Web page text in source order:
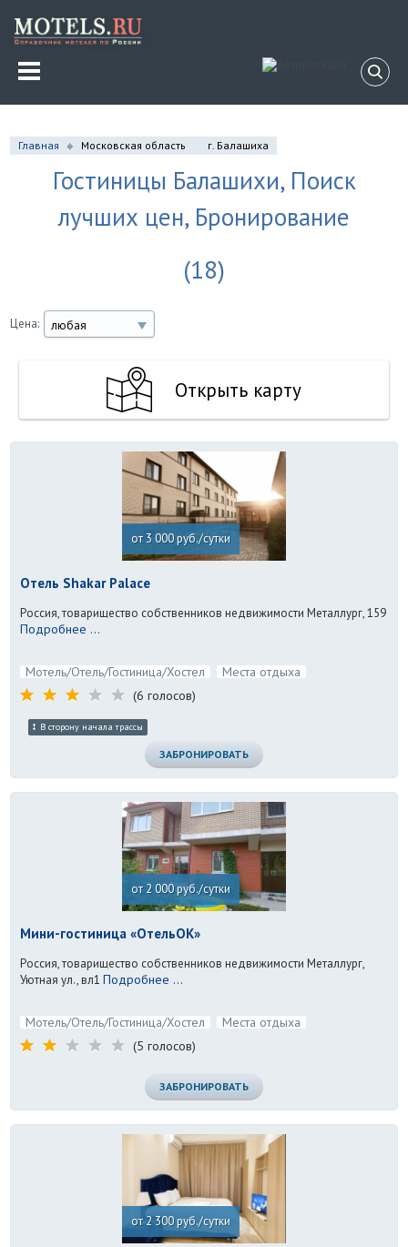
Главная Московская область г. Балашиха
Гостиницы Балашихи, Поиск
лучших цен, Бронирование
(18)
Цена: любая
Открыть карту
от 3 000 руб./сутки
Отель Shakar Palace
Россия, товарищество собственников недвижимости Металлург, 159
Подробнее ...
Мотель/Отель/Гостиница/Хостел
Места отдыха
(6 голосов)
В сторону начала трассы
ЗАБРОНИРОВАТЬ
от 2 000 руб./сутки
Мини-гостиница «ОтельОК»
Россия, товарищество собственников недвижимости Металлург,
Уютная ул., вл1 Подробнее ...
Мотель/Отель/Гостиница/Хостел
Места отдыха
(5 голосов)
ЗАБРОНИРОВАТЬ
от 2 300 руб./сутки